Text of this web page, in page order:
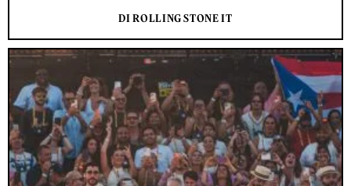
DI ROLLING STONE IT